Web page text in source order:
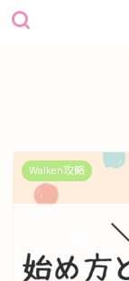
Walken攻略